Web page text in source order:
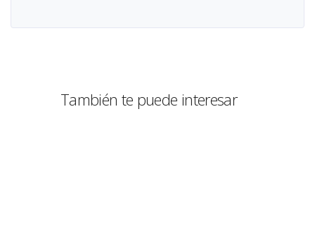
También te puede interesar